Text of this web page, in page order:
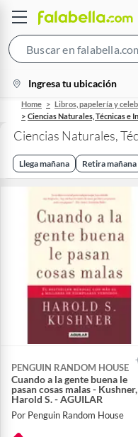
location-
icon
Ingresa tu ubicación
Home
Libros, papelería y
Ciencias Naturales, Técnicas e
Ciencias Naturales,
Llega mañana Retira mañana
PENGUIN RANDOM HOUSE
Cuando a la gente buena le
pasan cosas malas - Kushner,
Harold S. - AGUILAR
Por Penguin Random House